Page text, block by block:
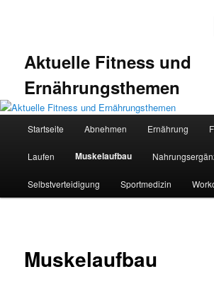
Aktuelle Fitness und
Ernährungsthemen
Startseite Abnehmen Ernährung
Laufen Muskelaufbau
Selbstverteidigung Sportmedizin
Muskelaufbau